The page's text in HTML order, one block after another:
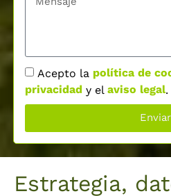
Acepto la política de
privacidad y el aviso legal.
Enviar
Estrategia,